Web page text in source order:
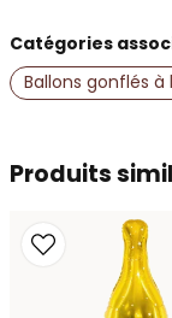
name
Nom
email
Adresse e-mail
Oui, vous
Produits
Catégories
Ballons gonflés à